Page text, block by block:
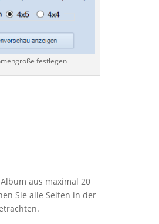
festlegen
aus maximal 20
Sie alle Seiten in der